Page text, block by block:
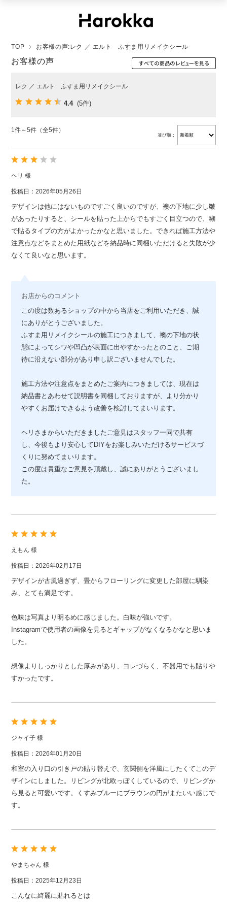
TOP お客様の声:レク ／ エルト ふすま用リメイクシール
お客様の声
レク ／ エルト ふすま用リメイクシール
4.4 (5件)
1件～5件（全5件）
並び順：
ヘリ 様
投稿日：2026年05月26日
デザインは他にはないものですごく良いのですが、襖の下地に少し皺
があったりすると、シールを貼った上からでもすごく目立つので、糊
で貼るタイプの方がよかったかなと思いました。できれば施工方法や
注意点などをまとめた用紙などを納品時に同梱いただけると失敗が少
なくて良いなと思います。
お店からのコメント
この度は数あるショップの中から当店をご利用いただき、誠
にありがとうございました。
ふすま用リメイクシールの施工につきまして、襖の下地の状
態によってシワや凹凸が表面に出やすかったとのこと、ご期
待に沿えない部分があり申し訳ございませんでした。
施工方法や注意点をまとめたご案内につきましては、現在は
納品書とあわせて説明書を同梱しておりますが、より分かり
やすくお届けできるよう改善を検討してまいります。
ヘリさまからいただきましたご意見はスタッフ一同で共有
し、今後もより安心してDIYをお楽しみいただけるサービスづ
くりに努めてまいります。
この度は貴重なご意見を頂戴し、誠にありがとうございまし
た。
えもん 様
投稿日：2026年02月17日
デザインが古風過ぎず、畳からフローリングに変更した部屋に馴染
み、とても満足です。
色味は写真より明るめに感じました。白味が強いです。
Instagramで使用者の画像を見るとギャップがなくなるかなと思いま
した。
想像よりしっかりとした厚みがあり、ヨレづらく、不器用でも貼りや
すかったです。
ジャイ子 様
投稿日：2026年01月20日
和室の入り口の引き戸の貼り替えで、玄関側を洋風にしたくてこのデ
ザインにしました。リビングが北欧っぽくしているので、リビングか
ら見ると可愛いです。くすみブルーにブラウンの円がまたいい感じで
す。
やまちゃん 様
投稿日：2025年12月23日
こんなに綺麗に貼れるとは